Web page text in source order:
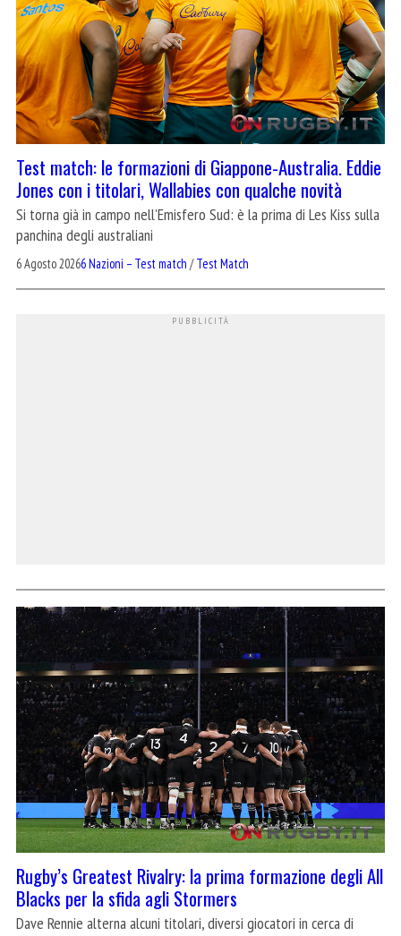
Test match: le formazioni di Giappone-Australia. Eddie
Jones con i titolari, Wallabies con qualche novità
Si torna già in campo nell'Emisfero Sud: è la prima di Les Kiss sulla
panchina degli australiani
6 Agosto 20266 Nazioni – Test match /Test Match
Rugby’s Greatest Rivalry: la prima formazione degli All
Blacks per la sfida agli Stormers
Dave Rennie alterna alcuni titolari, diversi giocatori in cerca di